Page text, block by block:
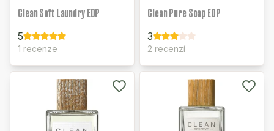
Clean Soft Laundry EDP
5
1 recenze
Clean Pure Soap EDP
3
2 recenzí